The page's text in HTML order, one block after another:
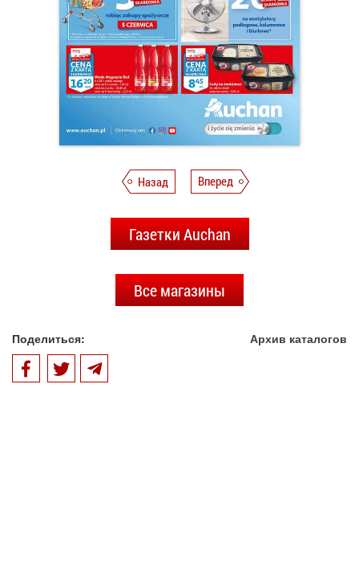
Назад Вперед
Газетки Auchan
Все магазины
Поделиться: Архив каталогов